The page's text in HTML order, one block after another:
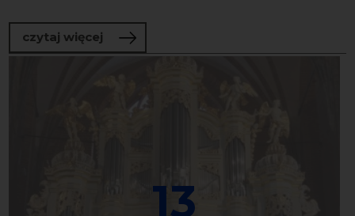
czytaj więcej o „Sonosfera”
13